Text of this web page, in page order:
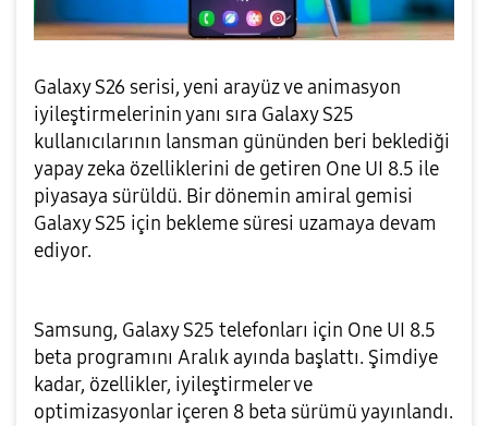
Galaxy S26 serisi, yeni arayüz ve animasyon
iyileştirmelerinin yanı sıra Galaxy S25
kullanıcılarının lansman gününden beri beklediği
yapay zeka özelliklerini de getiren One UI 8.5 ile
piyasaya sürüldü. Bir dönemin amiral gemisi
Galaxy S25 için bekleme süresi uzamaya devam
ediyor.
Samsung, Galaxy S25 telefonları için One UI 8.5
beta programını Aralık ayında başlattı. Şimdiye
kadar, özellikler, iyileştirmeler ve
optimizasyonlar içeren 8 beta sürümü yayınlandı.